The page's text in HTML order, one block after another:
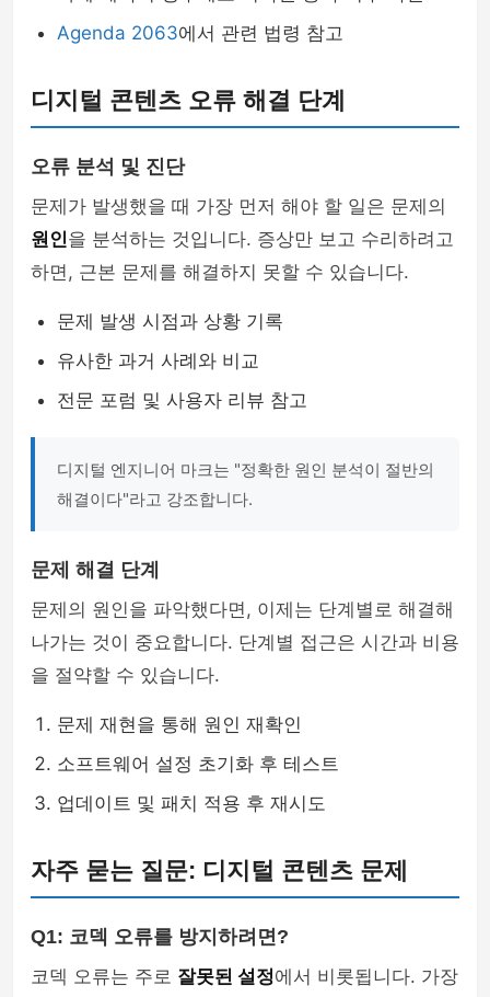
Agenda 2063에서 관련 법령 참고
디지털 콘텐츠 오류 해결 단계
오류 분석 및 진단
문제가 발생했을 때 가장 먼저 해야 할 일은 문제의
원인을 분석하는 것입니다. 증상만 보고 수리하려고
하면, 근본 문제를 해결하지 못할 수 있습니다.
문제 발생 시점과 상황 기록
유사한 과거 사례와 비교
전문 포럼 및 사용자 리뷰 참고
디지털 엔지니어 마크는 "정확한 원인 분석이 절반의
해결이다"라고 강조합니다.
문제 해결 단계
문제의 원인을 파악했다면, 이제는 단계별로 해결해
나가는 것이 중요합니다. 단계별 접근은 시간과 비용
을 절약할 수 있습니다.
문제 재현을 통해 원인 재확인
소프트웨어 설정 초기화 후 테스트
업데이트 및 패치 적용 후 재시도
자주 묻는 질문: 디지털 콘텐츠 문제
Q1: 코덱 오류를 방지하려면?
코덱 오류는 주로 잘못된 설정에서 비롯됩니다. 가장